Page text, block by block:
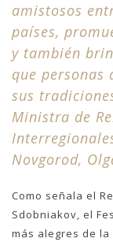
amistosos
países,
y también
que personas
sus
Ministra de
Novgorod,
Como señala el
Sdobniakov, el
más alegres de